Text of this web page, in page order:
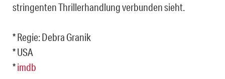
stringenten Thrillerhandlung verbunden sieht.
* Regie: Debra Granik
* USA
*imdb